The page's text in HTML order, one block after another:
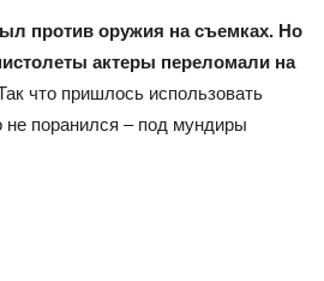
против оружия на съемках. Но
актеры переломали на
что пришлось использовать
поранился – под мундиры